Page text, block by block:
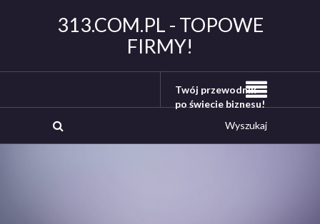
313.COM.PL - TOPOWE
FIRMY!
Twój przewodnik
po świecie biznesu!